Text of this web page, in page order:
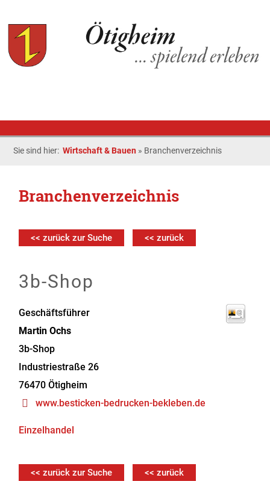
Sie sind hier:Wirtschaft & Bauen » Branchenverzeichnis
Branchenverzeichnis
<< zurück zur Suche << zurück
3b-Shop
Geschäftsführer
Martin Ochs
3b-Shop
Industriestraße 26
76470 Ötigheim
www.besticken-bedrucken-bekleben.de
Einzelhandel
<< zurück zur Suche << zurück